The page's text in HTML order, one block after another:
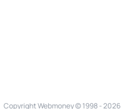
Copyright Webmoney © 1998 - 2026